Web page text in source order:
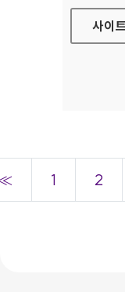
사이트
1 2